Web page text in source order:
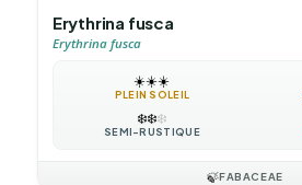
Erythrina fusca
Erythrina fusca
☀️☀️☀️
PLEIN SOLEIL
❄️❄️❄️
SEMI-RUSTIQUE
🍃FABACEAE